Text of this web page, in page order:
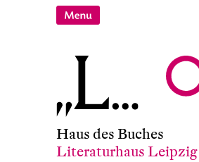
Haus des Buches
Literaturhaus Leipzig